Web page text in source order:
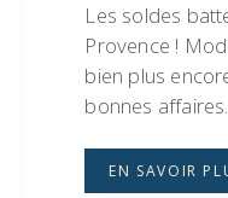
Les soldes
Provence !
bien plus
bonnes affaires.
EN SAVOIR